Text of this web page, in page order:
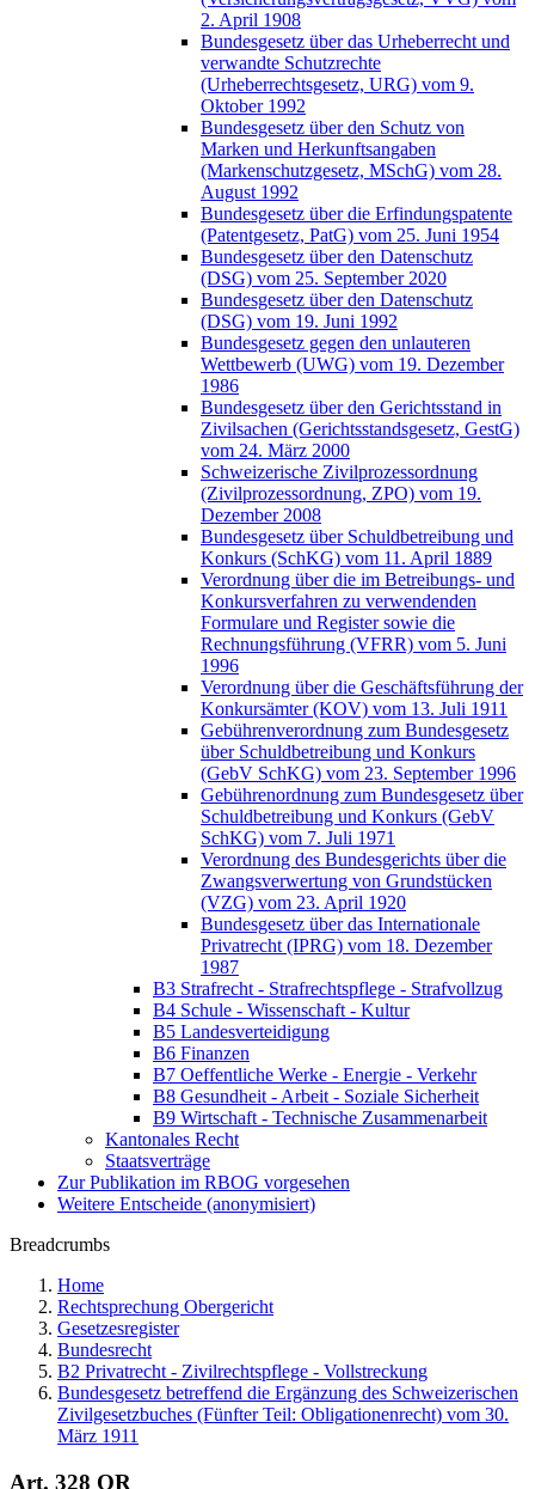
2. April 1908
Bundesgesetz über das Urheberrecht und
verwandte Schutzrechte
(Urheberrechtsgesetz, URG) vom 9.
Oktober 1992
Bundesgesetz über den Schutz von
Marken und Herkunftsangaben
(Markenschutzgesetz, MSchG) vom 28.
August 1992
Bundesgesetz über die Erfindungspatente
(Patentgesetz, PatG) vom 25. Juni 1954
Bundesgesetz über den Datenschutz
(DSG) vom 25. September 2020
Bundesgesetz über den Datenschutz
(DSG) vom 19. Juni 1992
Bundesgesetz gegen den unlauteren
Wettbewerb (UWG) vom 19. Dezember
1986
Bundesgesetz über den Gerichtsstand in
Zivilsachen (Gerichtsstandsgesetz, GestG)
vom 24. März 2000
Schweizerische Zivilprozessordnung
(Zivilprozessordnung, ZPO) vom 19.
Dezember 2008
Bundesgesetz über Schuldbetreibung und
Konkurs (SchKG) vom 11. April 1889
Verordnung über die im Betreibungs- und
Konkursverfahren zu verwendenden
Formulare und Register sowie die
Rechnungsführung (VFRR) vom 5. Juni
1996
Verordnung über die Geschäftsführung der
Konkursämter (KOV) vom 13. Juli 1911
Gebührenverordnung zum Bundesgesetz
über Schuldbetreibung und Konkurs
(GebV SchKG) vom 23. September 1996
Gebührenordnung zum Bundesgesetz über
Schuldbetreibung und Konkurs (GebV
SchKG) vom 7. Juli 1971
Verordnung des Bundesgerichts über die
Zwangsverwertung von Grundstücken
(VZG) vom 23. April 1920
Bundesgesetz über das Internationale
Privatrecht (IPRG) vom 18. Dezember
1987
B3 Strafrecht - Strafrechtspflege - Strafvollzug
B4 Schule - Wissenschaft - Kultur
B5 Landesverteidigung
B6 Finanzen
B7 Oeffentliche Werke - Energie - Verkehr
B8 Gesundheit - Arbeit - Soziale Sicherheit
B9 Wirtschaft - Technische Zusammenarbeit
Kantonales Recht
Staatsverträge
Zur Publikation im RBOG vorgesehen
Weitere Entscheide (anonymisiert)
Breadcrumbs
Home
Rechtsprechung Obergericht
Gesetzesregister
Bundesrecht
B2 Privatrecht - Zivilrechtspflege - Vollstreckung
Bundesgesetz betreffend die Ergänzung des Schweizerischen
Zivilgesetzbuches (Fünfter Teil: Obligationenrecht) vom 30.
März 1911
Art. 328 OR